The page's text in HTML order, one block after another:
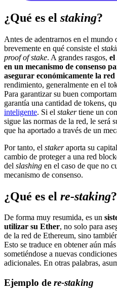
¿Qué es el staking?
Antes de adentrarnos en el mundo
brevemente en qué consiste el
proof of stake. A grandes rasgos, el
en un mecanismo de consenso
asegurar económicamente la red
rendimiento, generalmente en el
Para garantizar su buen
garantía una cantidad de tokens,
inteligente. Si el stakertiene un
sigue las normas de la red, le será
que ha aportado a través de un
Por tanto, el stakeraporta su
cambio de proteger a una red
del slashing en el caso de que no
mecanismo de consenso.
¿Qué es el re-staking?
De forma muy resumida, es un
utilizar su Ether, no solo para
de la red de Ethereum, sino
Esto se traduce en obtener aún
sometiéndose a nuevas
adicionales. En otras palabras,
Ejemplo de re-staking